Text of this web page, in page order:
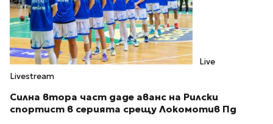
Live
Livestream
Силна втора част даде аванс на Рилски
спортист в серията срещу Локомотив Пд